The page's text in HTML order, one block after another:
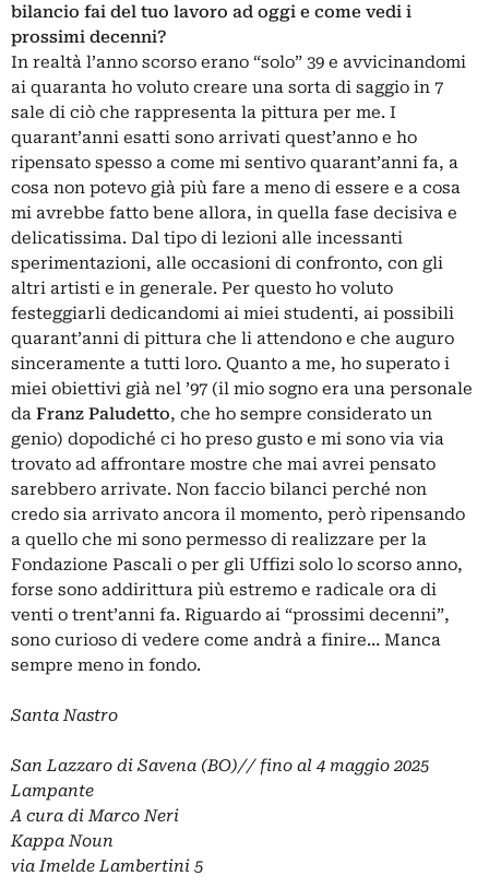
bilancio fai del tuo lavoro ad oggi e come vedi i
prossimi decenni?
In realtà l’anno scorso erano “solo” 39 e avvicinandomi
ai quaranta ho voluto creare una sorta di saggio in 7
sale di ciò che rappresenta la pittura per me. I
quarant’anni esatti sono arrivati quest’anno e ho
ripensato spesso a come mi sentivo quarant’anni fa, a
cosa non potevo già più fare a meno di essere e a cosa
mi avrebbe fatto bene allora, in quella fase decisiva e
delicatissima. Dal tipo di lezioni alle incessanti
sperimentazioni, alle occasioni di confronto, con gli
altri artisti e in generale. Per questo ho voluto
festeggiarli dedicandomi ai miei studenti, ai possibili
quarant’anni di pittura che li attendono e che auguro
sinceramente a tutti loro. Quanto a me, ho superato i
miei obiettivi già nel ’97 (il mio sogno era una personale
da Franz Paludetto, che ho sempre considerato un
genio) dopodiché ci ho preso gusto e mi sono via via
trovato ad affrontare mostre che mai avrei pensato
sarebbero arrivate. Non faccio bilanci perché non
credo sia arrivato ancora il momento, però ripensando
a quello che mi sono permesso di realizzare per la
Fondazione Pascali o per gli Uffizi solo lo scorso anno,
forse sono addirittura più estremo e radicale ora di
venti o trent’anni fa. Riguardo ai “prossimi decenni”,
sono curioso di vedere come andrà a finire… Manca
sempre meno in fondo.
Santa Nastro
San Lazzaro di Savena (BO)// fino al 4 maggio 2025
Lampante
A cura di Marco Neri
Kappa Noun
via Imelde Lambertini 5